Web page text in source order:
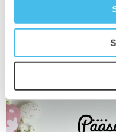
opiskelija, joka lähti
aikana. ”Halusin